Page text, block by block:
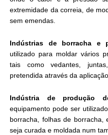
extremidade da correia, de
sem emendas.
Indústrias de borracha e
utilizado para moldar vários
tais como vedantes,
pretendida através da
Indústria de produção
equipamento pode ser
borracha, folhas de
seja curada e moldada num